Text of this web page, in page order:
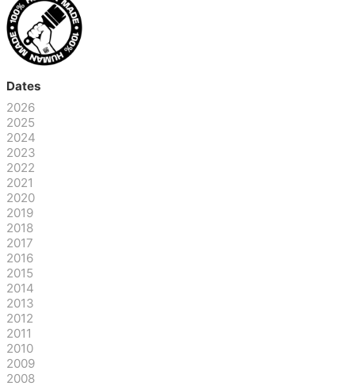
Dates
2026
2025
2024
2023
2022
2021
2020
2019
2018
2017
2016
2015
2014
2013
2012
2011
2010
2009
2008